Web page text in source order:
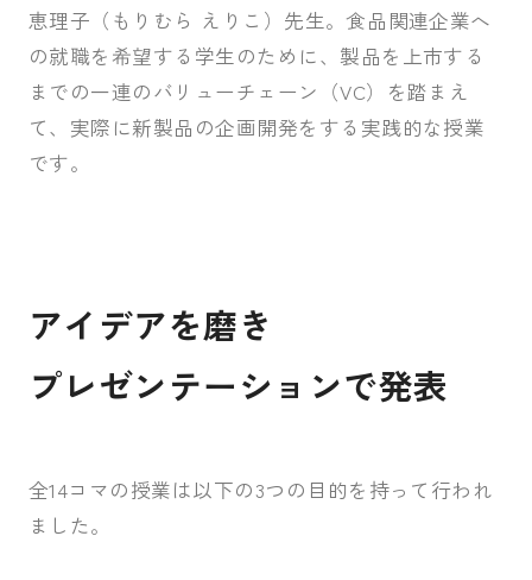
附属豊明幼稚園
附属豊明小学校
附属中学校
日本女子大学通信教育課程
附属機関等
恵理子（もりむら えりこ）先生。食品関連企業へ
の就職を希望する学生のために、製品を上市する
までの一連のバリューチェーン（VC）を踏まえ
て、実際に新製品の企画開発をする実践的な授業
です。
アイデアを磨き
プレゼンテーションで発表
全14コマの授業は以下の3つの目的を持って行われ
ました。